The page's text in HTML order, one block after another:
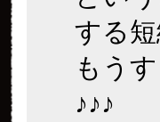
する
もう
♪♪♪